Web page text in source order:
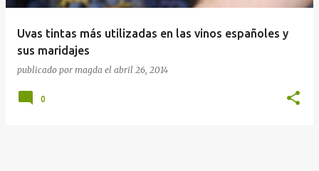
Uvas tintas más utilizadas en las vinos españoles y
sus maridajes
publicado por magda el abril 26, 2014
0